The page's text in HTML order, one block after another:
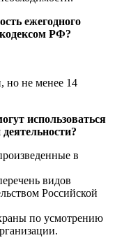
ежегодного
РФ?
но не менее 14
использоваться
в
видов
Российской
по усмотрению